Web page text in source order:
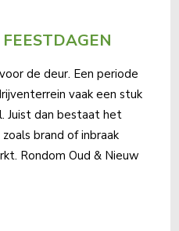
de deur. Een periode
vaak een stuk
Juist dan bestaat het
brand of inbraak
Rondom Oud & Nieuw